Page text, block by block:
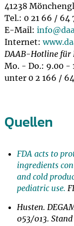
41238
Tel.: 0 21 66 / 64
E-Mail: info@
Internet:
DAAB-Hotline für
Mo. - Do.: 9.00 -
unter 0 2 166 /
Quellen
FDA acts to
ingredients
and cold
pediatric use.
Husten.
053/013.